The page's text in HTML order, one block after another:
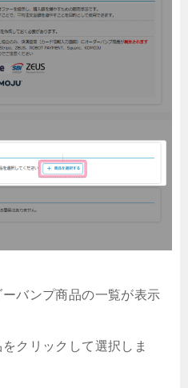
バンプ商品の一覧が表示
クリックして選択しま